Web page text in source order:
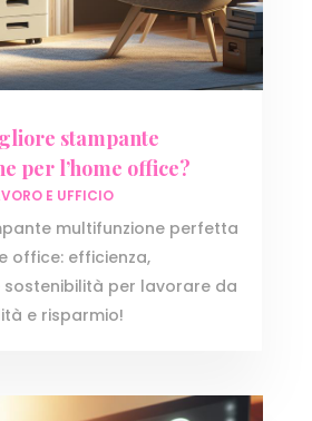
stampante
per l’home office?
E UFFICIO
multifunzione perfetta
office: efficienza,
sostenibilità per lavorare da
e risparmio!